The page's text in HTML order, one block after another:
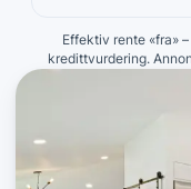
Effektiv rente «fra»
kredittvurdering.